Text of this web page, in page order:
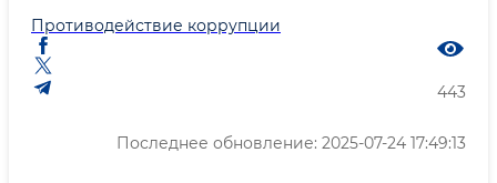
Противодействие коррупции
443
Последнее обновление: 2025-07-24 17:49:13